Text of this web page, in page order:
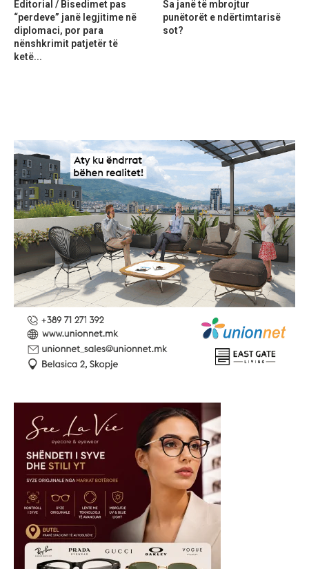
Editorial / Bisedimet pas
“perdeve” janë legjitime në
diplomaci, por para
nënshkrimit patjetër të
ketë...
Sa janë të mbrojtur
punëtorët e ndërtimtarisë
sot?